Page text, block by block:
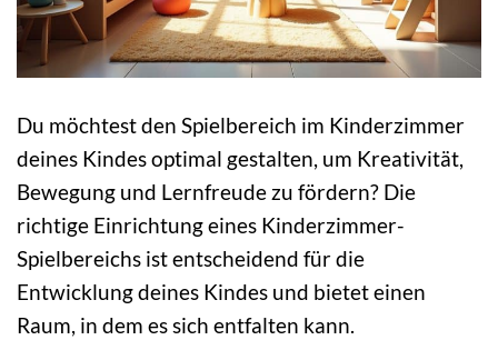
Du möchtest den Spielbereich im Kinderzimmer
deines Kindes optimal gestalten, um Kreativität,
Bewegung und Lernfreude zu fördern? Die
richtige Einrichtung eines Kinderzimmer-
Spielbereichs ist entscheidend für die
Entwicklung deines Kindes und bietet einen
Raum, in dem es sich entfalten kann.